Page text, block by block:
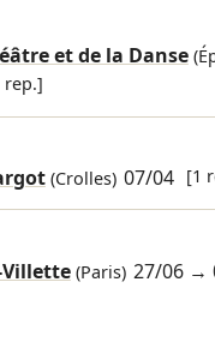
et de la Danse
rep.]
(Crolles) 07/04 [1
Villette(Paris) 27/06 →